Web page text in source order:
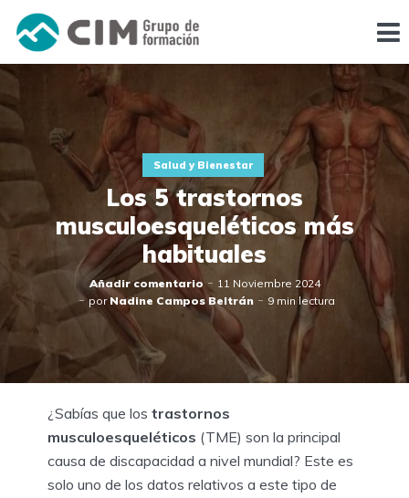
Salud y Bienestar
Los 5 trastornos
musculoesqueléticos más
habituales
Añadir comentario
11 Noviembre 2024
porNadine Campos Beltrán 9 min lectura
¿Sabías que los trastornos
musculoesqueléticos (TME) son la principal
causa de discapacidad a nivel mundial? Este es
solo uno de los datos relativos a este tipo de